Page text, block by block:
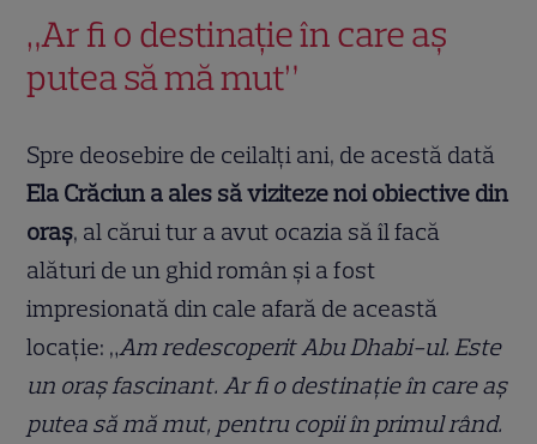
„Ar fi o destinație în care aș
putea să mă mut”
Spre deosebire de ceilalți ani, de acestă dată
Ela Crăciun a ales să viziteze noi obiective din
oraș, al cărui tur a avut ocazia să îl facă
alături de un ghid român și a fost
impresionată din cale afară de această
locație: „Am redescoperit Abu Dhabi-ul. Este
un oraș fascinant. Ar fi o destinație în care aș
putea să mă mut, pentru copii în primul rând.